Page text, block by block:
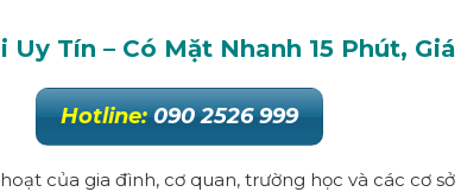
Tín – Có Mặt Nhanh 15 Phút,
Hotline: 090 2526 999
của gia đình, cơ quan, trường học và các cơ